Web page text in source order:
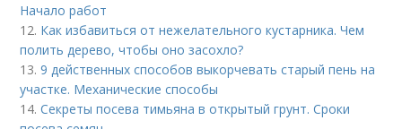
Начало работ
12. Как избавиться от нежелательного кустарника. Чем
полить дерево, чтобы оно засохло?
13.9 действенных способов выкорчевать старый пень на
участке. Механические способы
14.Секреты посева тимьяна в открытый грунт. Сроки